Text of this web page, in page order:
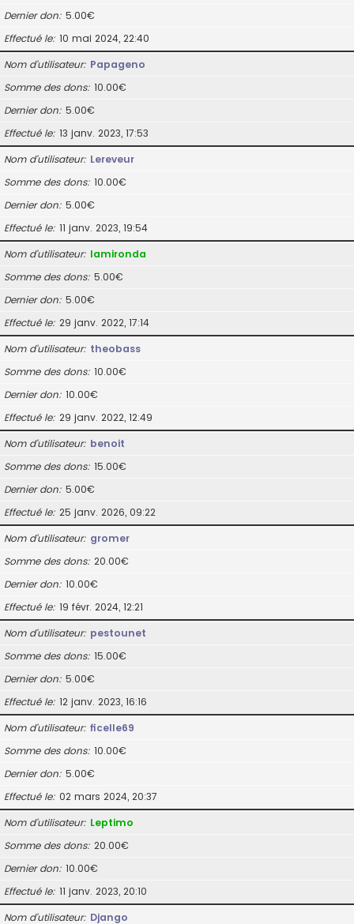
Dernier don 5.00€
Effectué le 10 mai 2024, 22:40
Nom d’utilisateur Papageno
Somme des dons 10.00€
Dernier don 5.00€
Effectué le 13 janv. 2023, 17:53
Nom d’utilisateur Lereveur
Somme des dons 10.00€
Dernier don 5.00€
Effectué le 11 janv. 2023, 19:54
Nom d’utilisateur lamironda
Somme des dons 5.00€
Dernier don 5.00€
Effectué le 29 janv. 2022, 17:14
Nom d’utilisateur theobass
Somme des dons 10.00€
Dernier don 10.00€
Effectué le 29 janv. 2022, 12:49
Nom d’utilisateur benoit
Somme des dons 15.00€
Dernier don 5.00€
Effectué le 25 janv. 2026, 09:22
Nom d’utilisateur gromer
Somme des dons 20.00€
Dernier don 10.00€
Effectué le 19 févr. 2024, 12:21
Nom d’utilisateur pestounet
Somme des dons 15.00€
Dernier don 5.00€
Effectué le 12 janv. 2023, 16:16
Nom d’utilisateur ficelle69
Somme des dons 10.00€
Dernier don 5.00€
Effectué le 02 mars 2024, 20:37
Nom d’utilisateur Leptimo
Somme des dons 20.00€
Dernier don 10.00€
Effectué le 11 janv. 2023, 20:10
Nom d’utilisateur Django